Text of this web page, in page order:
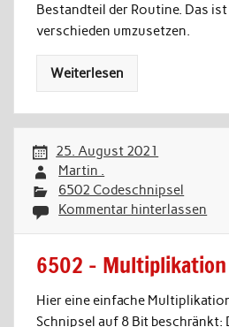
Bestandteil der Routine. Das
verschieden umzusetzen.
Weiterlesen
25. August 2021
Martin .
6502 Codeschnipsel
Kommentar hinterlassen
6502 –
Hier eine einfache
Schnipsel auf 8 Bit